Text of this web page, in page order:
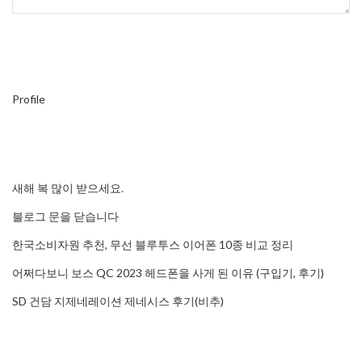
Profile
새해 복 많이 받으세요.
블로그 문을 닫습니다
한국소비자원 추천, 무선 블루투스 이어폰 10종 비교 정리
어쩌다보니 보스 QC 2023 헤드폰을 사게 된 이유 (구입기, 후기)
SD 건담 지제네레이션 제네시스 후기(비추)